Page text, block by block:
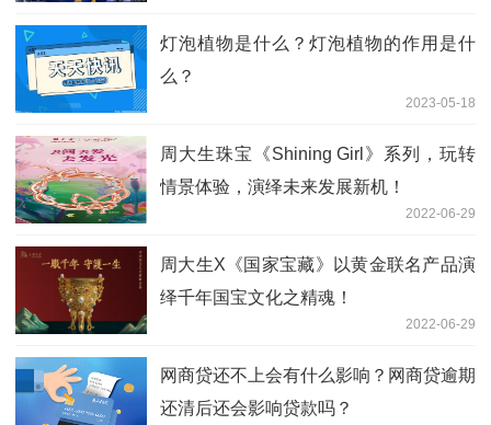
灯泡植物是什么？灯泡植物的作用是什
么？
2023-05-18
周大生珠宝《Shining Girl》系列，玩转
情景体验，演绎未来发展新机！
2022-06-29
周大生X《国家宝藏》以黄金联名产品演
绎千年国宝文化之精魂！
2022-06-29
网商贷还不上会有什么影响？网商贷逾期
还清后还会影响贷款吗？